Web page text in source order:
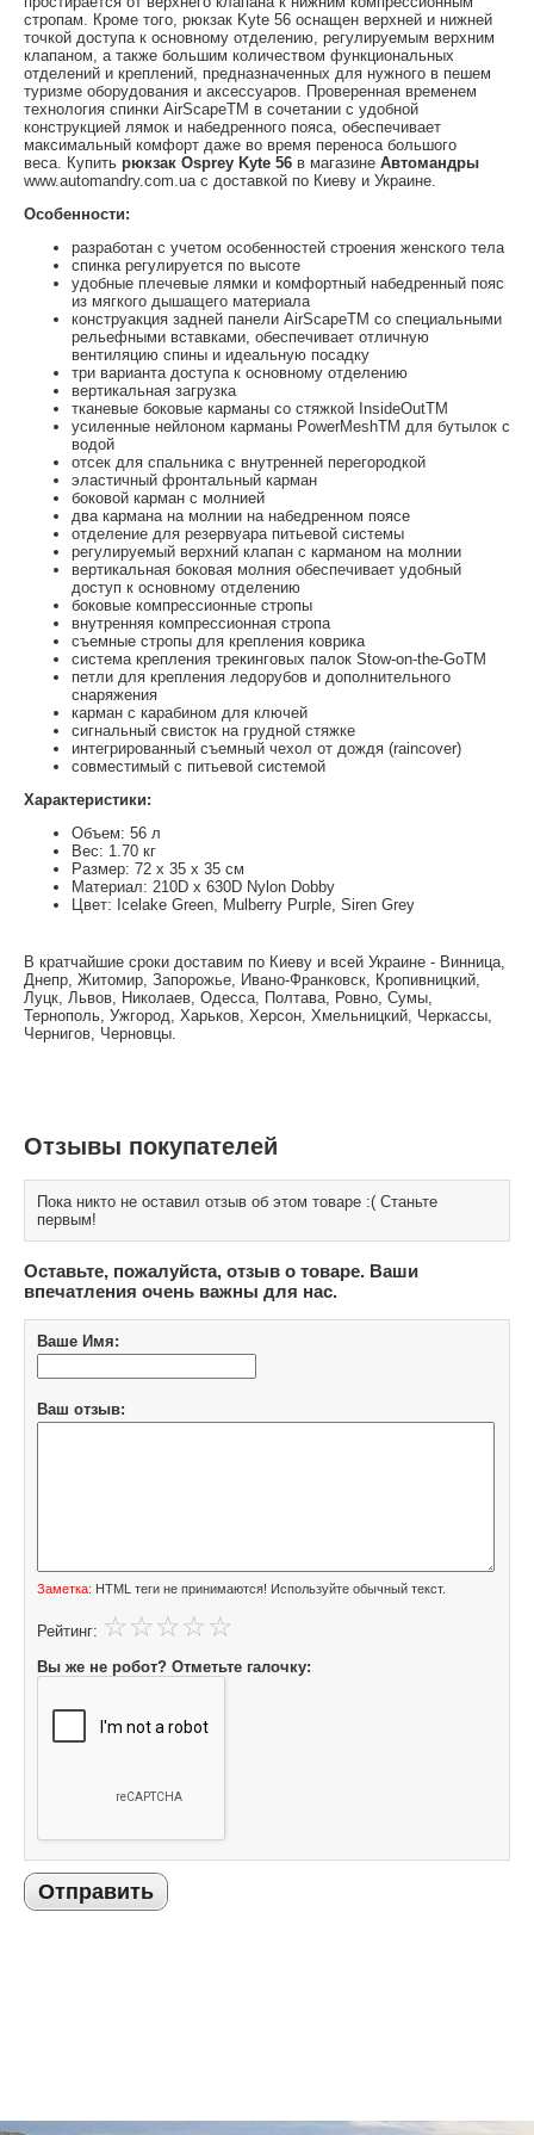
стропам. Кроме того, рюкзак Kyte 56 оснащен верхней и нижней
точкой доступа к основному отделению, регулируемым верхним
клапаном, а также большим количеством функциональных
отделений и креплений, предназначенных для нужного в пешем
туризме оборудования и аксессуаров. Проверенная временем
технология спинки AirScapeТМ в сочетании с удобной
конструкцией лямок и набедренного пояса, обеспечивает
максимальный комфорт даже во время переноса большого
веса. Купить рюкзак Osprey Kyte 56 в магазине Автомандры
www.automandry.com.ua с доставкой по Киеву и Украине.
Особенности:
разработан с учетом особенностей строения женского тела
спинка регулируется по высоте
удобные плечевые лямки и комфортный набедренный пояс
из мягкого дышащего материала
конструaкция задней панели AirScapeТМ со специальными
рельефными вставками, обеспечивает отличную
вентиляцию спины и идеальную посадку
три варианта доступа к основному отделению
вертикальная загрузка
тканевые боковые карманы со стяжкой InsideOutТМ
усиленные нейлоном карманы PowerMeshТМ для бутылок с
водой
отсек для спальника с внутренней перегородкой
эластичный фронтальный карман
боковой карман с молнией
два кармана на молнии на набедренном поясе
отделение для резервуара питьевой системы
регулируемый верхний клапан с карманом на молнии
вертикальная боковая молния обеспечивает удобный
доступ к основному отделению
боковые компрессионные стропы
внутренняя компрессионная стропа
съемные стропы для крепления коврика
система крепления трекинговых палок Stow-on-the-GoТМ
петли для крепления ледорубов и дополнительного
снаряжения
карман с карабином для ключей
сигнальный свисток на грудной стяжке
интегрированный съемный чехол от дождя (raincover)
совместимый с питьевой системой
Характеристики:
Объем: 56 л
Вес: 1.70 кг
Размер: 72 x 35 x 35 см
Материал: 210D x 630D Nylon Dobby
Цвет: Icelake Green, Mulberry Purple, Siren Grey
В кратчайшие сроки доставим по Киеву и всей Украине - Винница,
Днепр, Житомир, Запорожье, Ивано-Франковск, Кропивницкий,
Луцк, Львов, Николаев, Одесса, Полтава, Ровно, Сумы,
Тернополь, Ужгород, Харьков, Херсон, Хмельницкий, Черкассы,
Чернигов, Черновцы.
Отзывы покупателей
Пока никто не оставил отзыв об этом товаре :( Станьте
первым!
Оставьте, пожалуйста, отзыв о товаре. Ваши
впечатления очень важны для нас.
Ваше Имя:
Ваш отзыв:
Заметка: HTML теги не принимаются! Используйте обычный текст.
Рейтинг:
Вы же не робот? Отметьте галочку:
Отправить